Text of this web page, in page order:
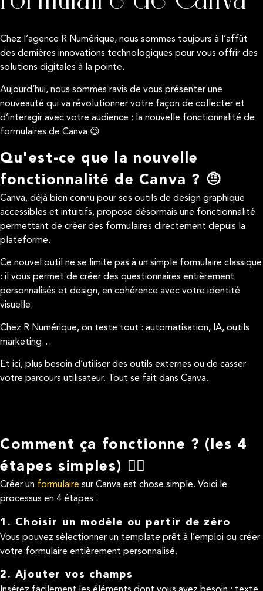
Chez l’agence R Numérique, nous sommes toujours à l’affût
des dernières innovations technologiques pour vous offrir des
solutions digitales à la pointe.
Aujourd’hui, nous sommes ravis de vous présenter une
nouveauté qui va révolutionner votre façon de collecter et
d’interagir avec votre audience : la nouvelle fonctionnalité de
formulaires de Canva 😉
Qu'est-ce que la nouvelle
fonctionnalité de Canva ? 🤨
Canva, déjà bien connu pour ses outils de design graphique
accessibles et intuitifs, propose désormais une fonctionnalité
permettant de créer des formulaires directement depuis la
plateforme.
Ce nouvel outil ne se limite pas à un simple formulaire classique
: il vous permet de créer des questionnaires entièrement
personnalisés et design, en cohérence avec votre identité
visuelle.
Chez R Numérique, on teste tout : automatisation, IA, outils
marketing…
Et ici, plus besoin d’utiliser des outils externes ou de casser
votre parcours utilisateur. Tout se fait dans Canva.
Comment ça fonctionne ? (les 4
étapes simples) 🤷‍♂️
Créer un formulaire sur Canva est chose simple. Voici le
processus en 4 étapes :
1. Choisir un modèle ou partir de zéro
Vous pouvez sélectionner un template prêt à l’emploi ou créer
votre formulaire entièrement personnalisé.
2. Ajouter vos champs